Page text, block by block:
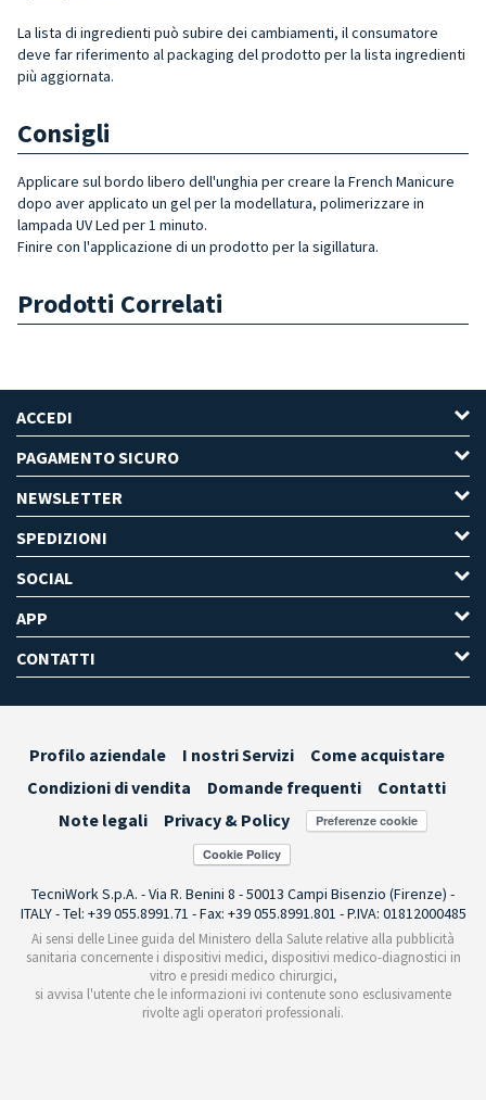
La lista di ingredienti può subire dei cambiamenti, il consumatore
deve far riferimento al packaging del prodotto per la lista ingredienti
più aggiornata.
Consigli
Applicare sul bordo libero dell'unghia per creare la French Manicure
dopo aver applicato un gel per la modellatura, polimerizzare in
lampada UV Led per 1 minuto.
Finire con l'applicazione di un prodotto per la sigillatura.
Prodotti Correlati
ACCEDI
PAGAMENTO SICURO
NEWSLETTER
SPEDIZIONI
SOCIAL
APP
CONTATTI
Profilo aziendale I nostri Servizi
Come acquistare
Condizioni di vendita
Domande frequenti
Contatti
Note legali
Privacy & Policy Preferenze cookie
TecniWork S.p.A. - Via R. Benini 8 - 50013 Campi Bisenzio (Firenze) -
ITALY - Tel: +39 055.8991.71 - Fax: +39 055.8991.801 - P.IVA: 01812000485
Ai sensi delle Linee guida del Ministero della Salute relative alla pubblicità
sanitaria concernente i dispositivi medici, dispositivi medico-diagnostici in
vitro e presidi medico chirurgici,
si avvisa l'utente che le informazioni ivi contenute sono esclusivamente
rivolte agli operatori professionali.